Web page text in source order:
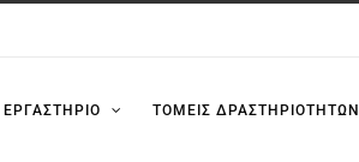
ΤΟΜΕΙΣ ΔΡΑΣΤΗΡΙΟΤΗΤΩΝ